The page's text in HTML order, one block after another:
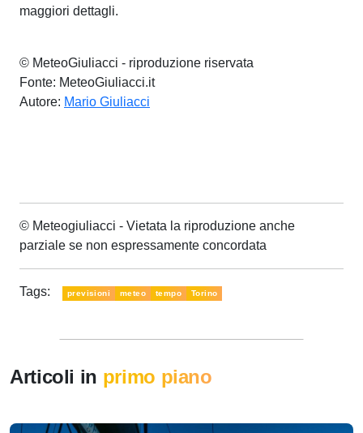
maggiori dettagli.
© MeteoGiuliacci - riproduzione riservata
Fonte: MeteoGiuliacci.it
Autore: Mario Giuliacci
© Meteogiuliacci - Vietata la riproduzione anche
parziale se non espressamente concordata
Tags: previsioni meteo tempo Torino
Articoli in primo piano